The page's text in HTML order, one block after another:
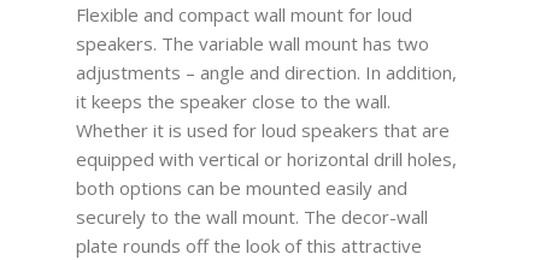
Flexible and compact wall mount for loud
speakers. The variable wall mount has two
adjustments – angle and direction. In addition,
it keeps the speaker close to the wall.
Whether it is used for loud speakers that are
equipped with vertical or horizontal drill holes,
both options can be mounted easily and
securely to the wall mount. The decor-wall
plate rounds off the look of this attractive